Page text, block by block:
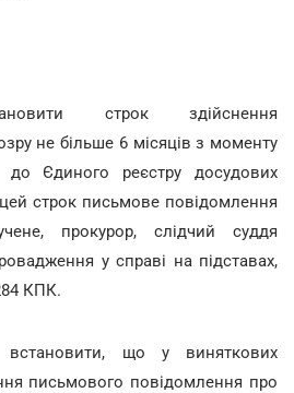
строк здійснення
не більше 6 місяців з моменту
до Єдиного реєстру досудових
строк письмове повідомлення
прокурор, слідчий суддя
у справі на підставах,
КПК.
встановити, що у виняткових
письмового повідомлення про